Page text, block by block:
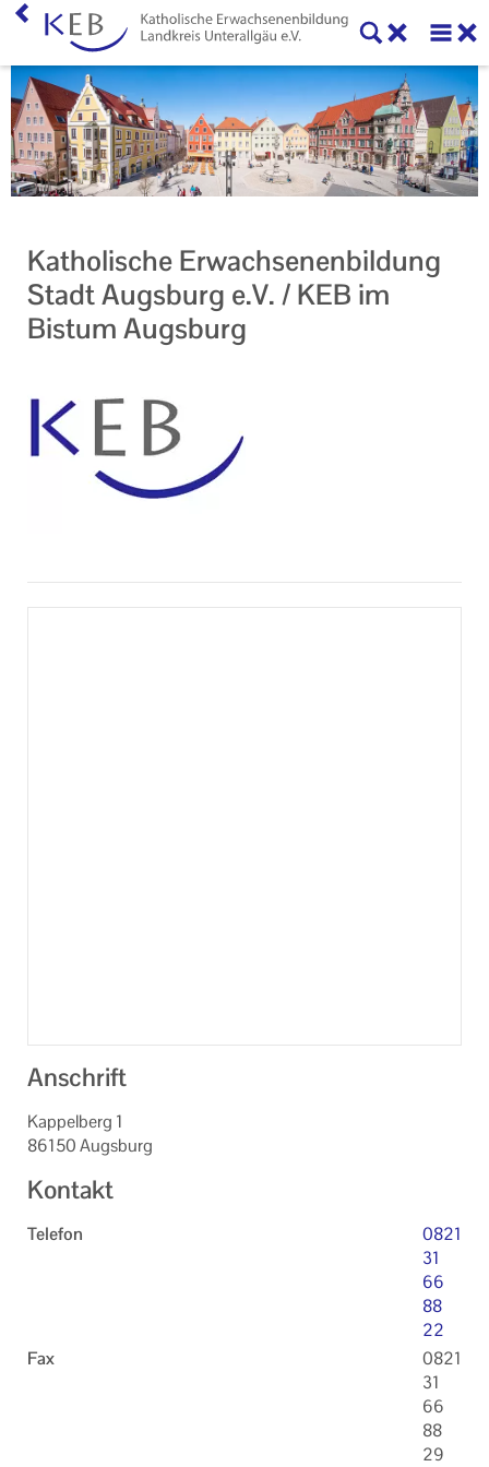
Katholische Erwachsenenbildung
Stadt Augsburg e.V. / KEB im
Bistum Augsburg
Anschrift
Kappelberg 1
86150 Augsburg
Kontakt
Telefon
0821
31
66
88
22
Fax
0821
31
66
88
29
Home
KEB Landkreis Unterallgäu
Unser Auftrag
Datenschutzerklärung
Impressum